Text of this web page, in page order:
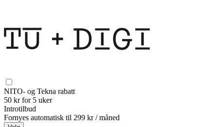
NITO- og Tekna rabatt
50 kr for 5 uker
Introtilbud
Fornyes automatisk til 299 kr / måned